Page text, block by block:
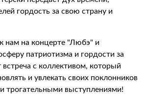
гордость за свою страну и
нам на концерте "Любэ" и
патриотизма и гордости за
с коллективом, который
и увлекать своих поклонников
выступлениями!